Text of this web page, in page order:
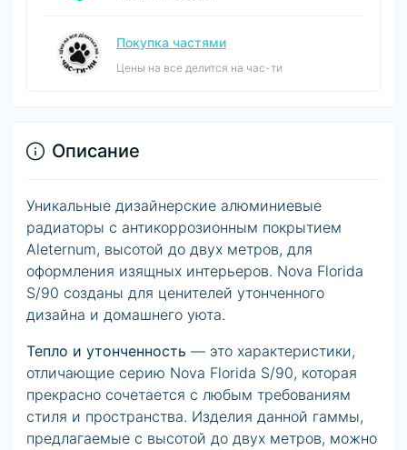
Покупка частями
Цены на все делится на час-ти
Описание
Уникальные дизайнерские алюминиевые
радиаторы с антикоррозионным покрытием
Aleternum, высотой до двух метров, для
оформления изящных интерьеров. Nova Florida
S/90 созданы для ценителей утонченного
дизайна и домашнего уюта.
Тепло и утонченность — это характеристики,
отличающие серию Nova Florida S/90, которая
прекрасно сочетается с любым требованиям
стиля и пространства. Изделия данной гаммы,
предлагаемые с высотой до двух метров, можно